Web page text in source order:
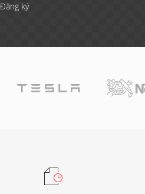
Đăng ký